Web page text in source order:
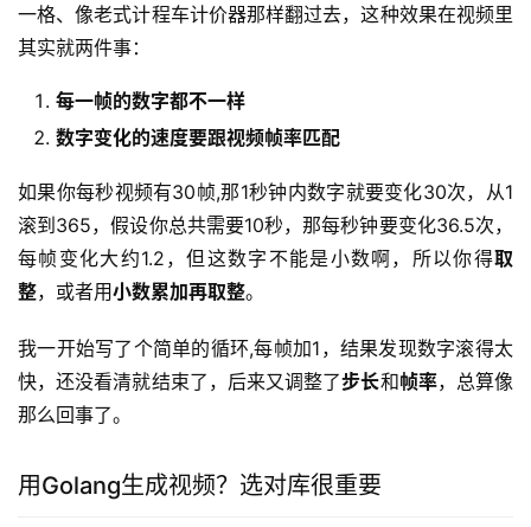
一格、像老式计程车计价器那样翻过去，这种效果在视频里
其实就两件事：
每一帧的数字都不一样
数字变化的速度要跟视频帧率匹配
如果你每秒视频有30帧,那1秒钟内数字就要变化30次，从1
滚到365，假设你总共需要10秒，那每秒钟要变化36.5次，
每帧变化大约1.2，但这数字不能是小数啊，所以你得取
整，或者用小数累加再取整。
我一开始写了个简单的循环,每帧加1，结果发现数字滚得太
快，还没看清就结束了，后来又调整了步长和帧率，总算像
那么回事了。
用Golang生成视频？选对库很重要